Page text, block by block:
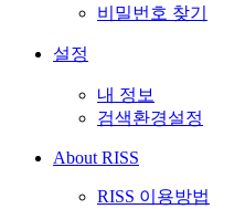
비밀번호 찾기
설정
내 정보
검색환경설정
About RISS
RISS 이용방법